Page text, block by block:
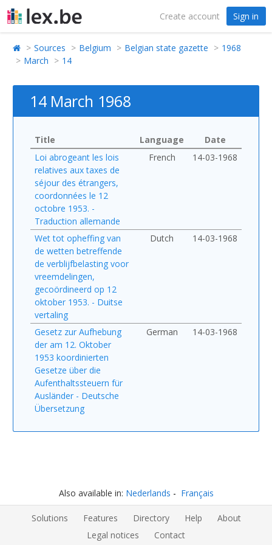
Create account Sign in
Sources Belgium Belgian state gazette
1968
March
14
14 March 1968
Title Language
Date
Loi abrogeant les lois
relatives aux taxes de
séjour des étrangers,
coordonnées le 12
octobre 1953. -
Traduction allemande
French 14-03-1968
Wet tot opheffing van
de wetten betreffende
de verblijfbelasting voor
vreemdelingen,
gecoördineerd op 12
oktober 1953. - Duitse
vertaling
Dutch 14-03-1968
Gesetz zur Aufhebung
der am 12. Oktober
1953 koordinierten
Gesetze über die
Aufenthaltssteuern für
Ausländer - Deutsche
Übersetzung
German 14-03-1968
Also available in: Nederlands Français
Solutions Features Directory Help
About
Legal notices
Contact